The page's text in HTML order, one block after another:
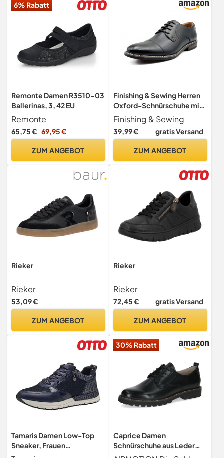
6% Rabatt
Remonte Damen R3510-03
Ballerinas, 3, 42 EU
Remonte
65,75 € 69,95 €
ZUM ANGEBOT
Finishing & Sewing Herren
Oxford-Schnürschuhe mit
Kappen (Schwarz,
Erwachsene, Herren, 41,
Numerisch, EU
Finishing & Sewing
39,99 € gratis Versand
ZUM ANGEBOT
Rieker
Rieker
53,09 €
ZUM ANGEBOT
Rieker
Rieker
72,45 € gratis Versand
ZUM ANGEBOT
Tamaris Damen Low-Top
Sneaker, Frauen
Halbschuhe,Wechselfußbe
30% Rabatt
Caprice Damen
Schnürschuhe aus Leder
Elegant, Schwarz (Black